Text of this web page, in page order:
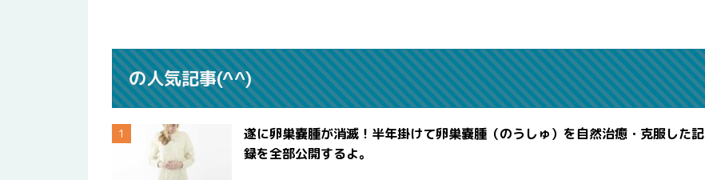
の人気記事(^^)
遂に卵巣嚢腫が消滅！半年掛けて卵巣嚢腫（のうしゅ）を自然治癒・克服した記
録を全部公開するよ。